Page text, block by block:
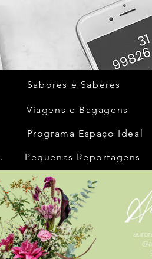
Sabores e Saberes
Viagens e Bagagens
Programa Espaço Ideal
Pequenas Reportagens